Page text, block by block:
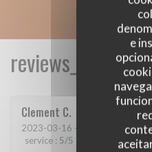
e
Clement C
2023-03-16 - 21:00 - guests 6
service : 5/5 :5/5